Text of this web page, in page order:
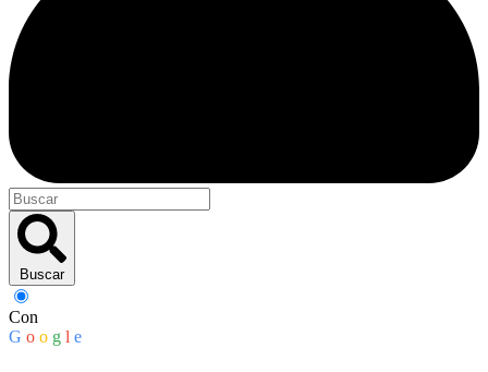
Buscar
Con
G o o g l e